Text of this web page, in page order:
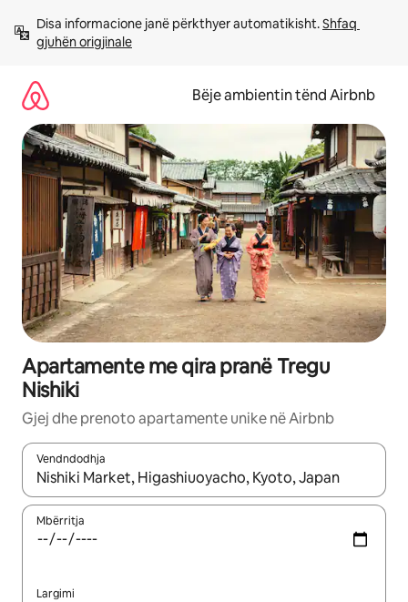
përmbajtja
Disa informacione janë përkthyer automatikisht. Shfaq
gjuhën origjinale
Bëje ambientin tënd Airbnb
Apartamente me qira pranë Tregu
Nishiki
Gjej dhe prenoto apartamente unike në Airbnb
Vendndodhja
Kur rezultatet të jenë të disponueshme, lëviz me butonat e
Mbërritja
Largimi